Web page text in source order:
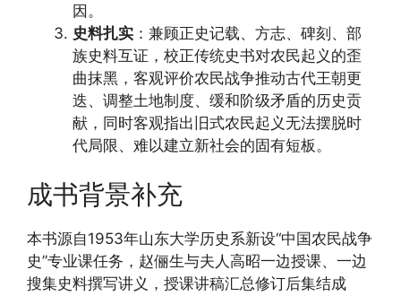
因。
史料扎实 ：兼顾正史记载、方志、碑刻、部
族史料互证，校正传统史书对农民起义的歪
曲抹黑，客观评价农民战争推动古代王朝更
迭、调整土地制度、缓和阶级矛盾的历史贡
献，同时客观指出旧式农民起义无法摆脱时
代局限、难以建立新社会的固有短板。
成书背景补充
本书源自1953年山东大学历史系新设“中国农民战争
史”专业课任务，赵俪生与夫人高昭一边授课、一边
搜集史料撰写讲义，授课讲稿汇总修订后集结成